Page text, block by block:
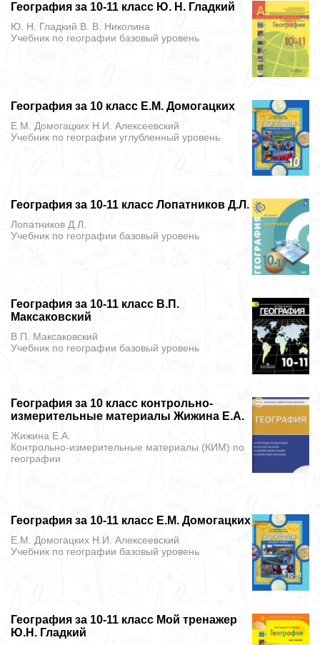
География за 10-11 класс Ю. Н. Гладкий
Ю. Н. Гладкий В. В. Николина
Учебник по географии базовый уровень
География за 10 класс Е.М. Домогацких
Е.М. Домогацких Н.И. Алексеевский
Учебник по географии углубленный уровень
География за 10-11 класс Лопатников Д.Л.
Лопатников Д.Л.
Учебник по географии базовый уровень
География за 10-11 класс В.П.
Максаковский
В.П. Максаковский
Учебник по географии базовый уровень
География за 10 класс контрольно-
измерительные материалы Жижина Е.А.
Жижина Е.А.
Контрольно-измерительные материалы (КИМ) по
географии
География за 10-11 класс Е.М. Домогацких
Е.М. Домогацких Н.И. Алексеевский
Учебник по географии базовый уровень
География за 10-11 класс Мой тренажер
Ю.Н. Гладкий